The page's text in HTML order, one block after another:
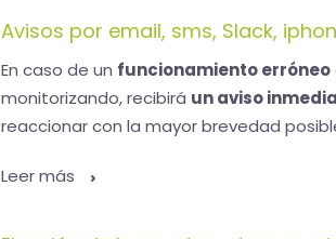
Avisos por email, sms, Slack,
En caso de un funcionamiento erróneo
monitorizando, recibirá un aviso
reaccionar con la mayor brevedad
Leer más